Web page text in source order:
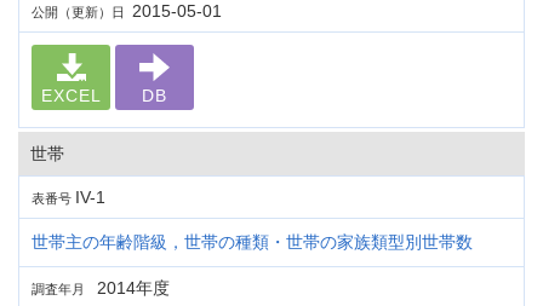
公開（更新）日 2015-05-01
EXCEL DB
世帯
表番号 IV-1
世帯主の年齢階級，世帯の種類・世帯の家族類型別世帯数
調査年月 2014年度